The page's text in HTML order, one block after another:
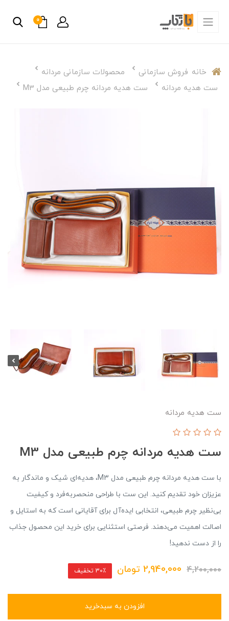
0
خانه فروش سازمانی
محصولات سازمانی مردانه
ست هدیه مردانه
ست هدیه مردانه چرم طبیعی مدل M3
ست هدیه مردانه
ست هدیه مردانه چرم طبیعی مدل M3
با ست هدیه مردانه چرم طبیعی مدل M3، هدیه‌ای شیک و ماندگار به
عزیزان خود تقدیم کنید. این ست با طراحی منحصربه‌فرد و کیفیت
بی‌نظیر چرم طبیعی، انتخابی ایده‌آل برای آقایانی است که به استایل و
اصالت اهمیت می‌دهند. فرصتی استثنایی برای خرید این محصول جذاب
را از دست ندهید!
4,200,000
2,940,000 تومان 30٪ تخفیف
افزودن به سبدخرید